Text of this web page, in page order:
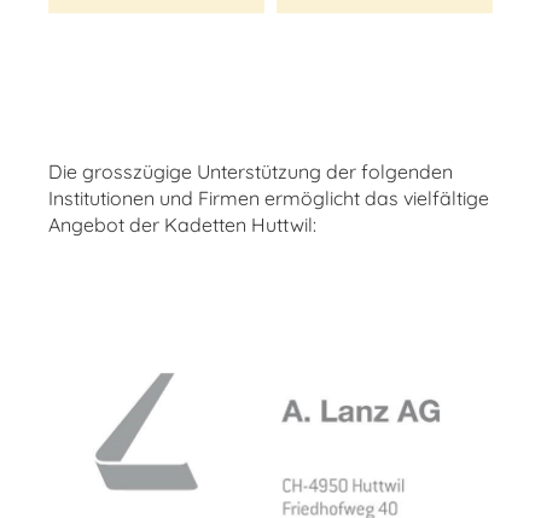
Die grosszügige Unterstützung der folgenden
Institutionen und Firmen ermöglicht das vielfältige
Angebot der Kadetten Huttwil: